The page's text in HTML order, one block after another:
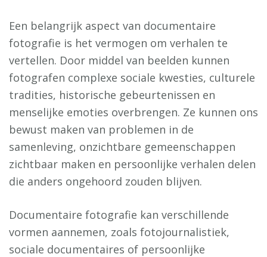
Een belangrijk aspect van documentaire
fotografie is het vermogen om verhalen te
vertellen. Door middel van beelden kunnen
fotografen complexe sociale kwesties, culturele
tradities, historische gebeurtenissen en
menselijke emoties overbrengen. Ze kunnen ons
bewust maken van problemen in de
samenleving, onzichtbare gemeenschappen
zichtbaar maken en persoonlijke verhalen delen
die anders ongehoord zouden blijven.
Documentaire fotografie kan verschillende
vormen aannemen, zoals fotojournalistiek,
sociale documentaires of persoonlijke